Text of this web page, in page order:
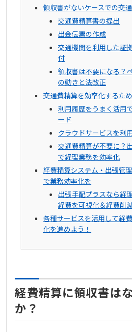
領収書がないケースでの交
交通費精算書の提出
出金伝票の作成
交通機関を利用した証
付
領収書は不要になる？
の動きと法改正
交通費精算を効率化するた
利用履歴をうまく活用
ード
クラウドサービスを利
交通費精算が不要に？
で経理業務を効率化
経費精算システム・出張管
で業務効率化を
出張手配プラスなら経
経費を可視化＆経費削
各種サービスを活用して経
化を進めよう！
経費精算に領収書は
か？